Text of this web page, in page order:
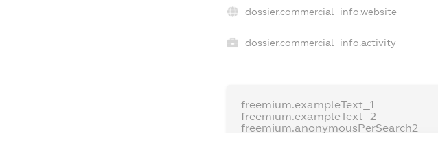
dossier.commercial_info.website
dossier.commercial_info.activity
freemium.exampleText_1
freemium.exampleText_2
freemium.anonymousPerSearch2